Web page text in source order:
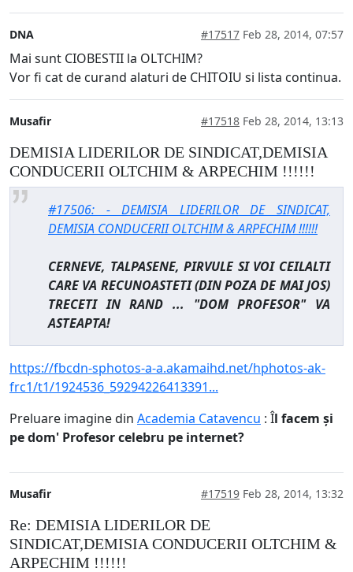
DNA #17517 Feb 28, 2014, 07:57
Mai sunt CIOBESTII la OLTCHIM?
Vor fi cat de curand alaturi de CHITOIU si lista continua.
Musafir #17518 Feb 28, 2014, 13:13
DEMISIA LIDERILOR DE SINDICAT,DEMISIA
CONDUCERII OLTCHIM & ARPECHIM !!!!!!
#17506: - DEMISIA LIDERILOR DE SINDICAT,
DEMISIA CONDUCERII OLTCHIM & ARPECHIM !!!!!!
CERNEVE, TALPASENE, PIRVULE SI VOI CEILALTI
CARE VA RECUNOASTETI (DIN POZA DE MAI JOS)
TRECETI IN RAND ... "DOM PROFESOR" VA
ASTEAPTA!
https://fbcdn-sphotos-a-a.akamaihd.net/hphotos-ak-
frc1/t1/1924536_59294226413391...
Preluare imagine din Academia Catavencu : Îl facem și
pe dom' Profesor celebru pe internet?
Musafir #17519 Feb 28, 2014, 13:32
Re: DEMISIA LIDERILOR DE
SINDICAT,DEMISIA CONDUCERII OLTCHIM &
ARPECHIM !!!!!!